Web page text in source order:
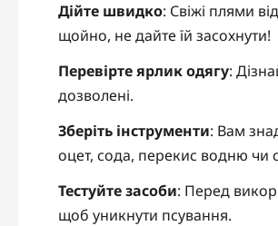
Дійте швидко: Свіжі плями
щойно, не дайте їй засохнути!
Перевірте ярлик одягу:
дозволені.
Зберіть інструменти: Вам
оцет, сода, перекис водню чи
Тестуйте засоби: Перед
щоб уникнути псування.